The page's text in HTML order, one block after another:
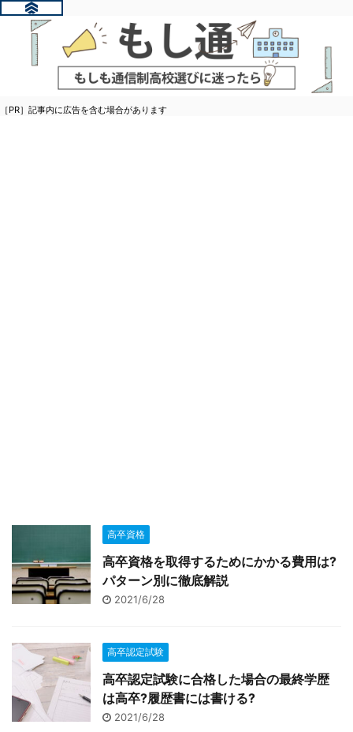
［PR］記事内に広告を含む場合があります
高卒資格
高卒資格を取得するためにかかる費用は?
パターン別に徹底解説
2021/6/28
高卒認定試験
高卒認定試験に合格した場合の最終学歴
は高卒?履歴書には書ける?
2021/6/28